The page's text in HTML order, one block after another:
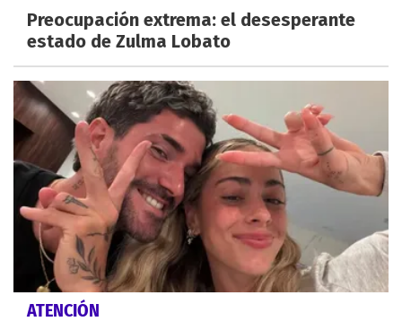
Preocupación extrema: el desesperante
estado de Zulma Lobato
ATENCIÓN